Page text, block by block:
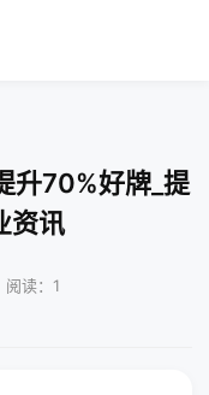
升70%好牌_提
资讯
读：1